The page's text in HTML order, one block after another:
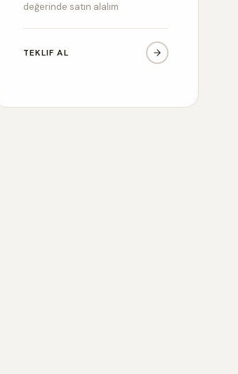
değerinde satın alalım
TEKLIF AL